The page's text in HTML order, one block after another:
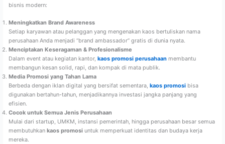
bisnis modern:
Meningkatkan Brand Awareness
Setiap karyawan atau pelanggan yang mengenakan kaos bertuliskan nama
perusahaan Anda menjadi “brand ambassador” gratis di dunia nyata.
Menciptakan Keseragaman & Profesionalisme
Dalam event atau kegiatan kantor, kaos promosi perusahaanmembantu
membangun kesan solid, rapi, dan kompak di mata publik.
Media Promosi yang Tahan Lama
Berbeda dengan iklan digital yang bersifat sementara, kaos promosibisa
digunakan bertahun-tahun, menjadikannya investasi jangka panjang yang
efisien.
Cocok untuk Semua Jenis Perusahaan
Mulai dari startup, UMKM, instansi pemerintah, hingga perusahaan besar semua
membutuhkan kaos promosiuntuk memperkuat identitas dan budaya kerja
mereka.